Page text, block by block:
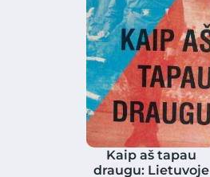
Kaip aš tapau
draugu: Lietuvoje